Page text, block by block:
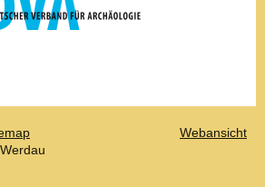
Webansicht